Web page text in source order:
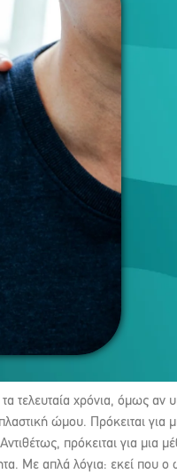
τελευταία χρόνια, όμως αν
ώμου. Πρόκειται για
πρόκειται για μια
Με απλά λόγια: εκεί